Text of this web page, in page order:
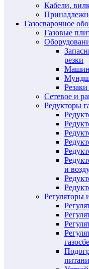
Кабели,
Газосварочное
Газовые
резки
Сетевое и
Редукторы
и
Регуляторы